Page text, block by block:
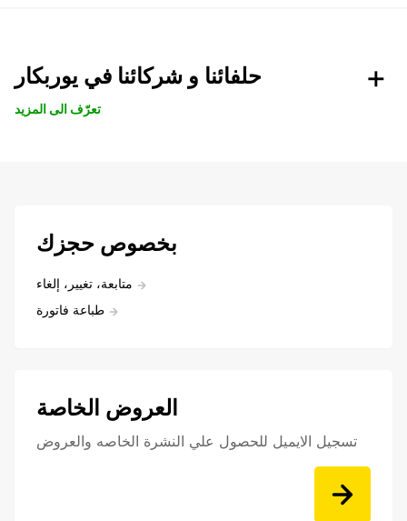
حلفائنا و شركائنا في يوربكار
تعرّف الى المزيد
بخصوص حجزك
متابعة، تغيير، إلغاء
طباعة فاتورة
العروض الخاصة
تسجيل الايميل للحصول علي النشرة الخاصه والعروض